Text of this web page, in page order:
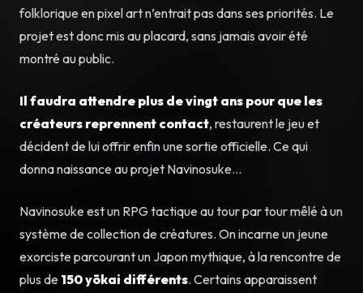
folklorique en pixel art n’entrait pas dans ses priorités. Le
projet est donc mis au placard, sans jamais avoir été
montré au public.
Il faudra attendre plus de vingt ans pour que les
créateurs reprennent contact, restaurent le jeu et
décident de lui offrir enfin une sortie officielle. Ce qui
donna naissance au projet Navinosuke…
Navinosuke est un RPG tactique au tour par tour mêlé à un
système de collection de créatures. On incarne un jeune
exorciste parcourant un Japon mythique, à la rencontre de
plus de 150 yōkai différents. Certains apparaissent